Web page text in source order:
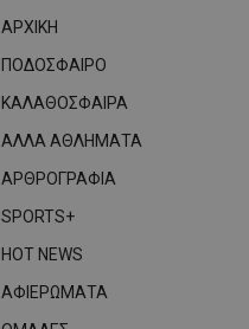
ΑΡΧΙΚΗ
ΠΟΔΟΣΦΑΙΡΟ
ΚΑΛΑΘΟΣΦΑΙΡΑ
ΑΛΛΑ ΑΘΛΗΜΑΤΑ
ΑΡΘΡΟΓΡΑΦΙΑ
SPORTS+
HOT NEWS
ΑΦΙΕΡΩΜΑΤΑ